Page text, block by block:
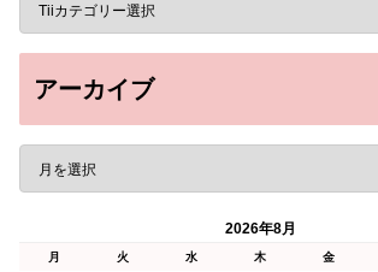
アーカイブ
2026年8月
月 火 水 木 金